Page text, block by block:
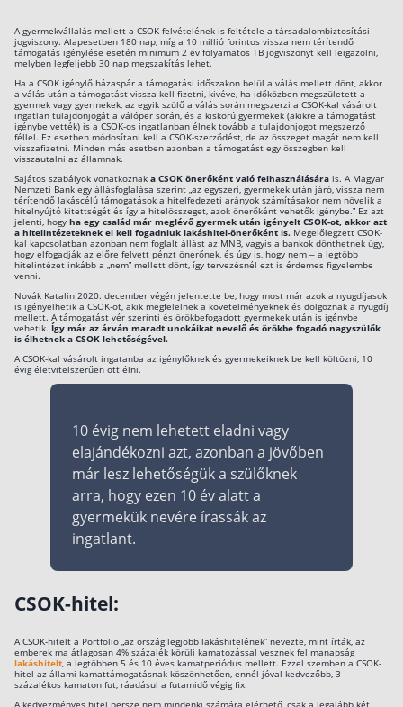
A gyermekvállalás mellett a CSOK felvételének is feltétele a társadalombiztosítási
jogviszony. Alapesetben 180 nap, míg a 10 millió forintos vissza nem térítendő
támogatás igénylése esetén minimum 2 év folyamatos TB jogviszonyt kell leigazolni,
melyben legfeljebb 30 nap megszakítás lehet.
Ha a CSOK igénylő házaspár a támogatási időszakon belül a válás mellett dönt, akkor
a válás után a támogatást vissza kell fizetni, kivéve, ha időközben megszületett a
gyermek vagy gyermekek, az egyik szülő a válás során megszerzi a CSOK-kal vásárolt
ingatlan tulajdonjogát a válóper során, és a kiskorú gyermekek (akikre a támogatást
igénybe vették) is a CSOK-os ingatlanban élnek tovább a tulajdonjogot megszerző
féllel. Ez esetben módosítani kell a CSOK-szerződést, de az összeget magát nem kell
visszafizetni. Minden más esetben azonban a támogatást egy összegben kell
visszautalni az államnak.
Sajátos szabályok vonatkoznak a CSOK önerőként való felhasználására is. A Magyar
Nemzeti Bank egy állásfoglalása szerint „az egyszeri, gyermekek után járó, vissza nem
térítendő lakáscélú támogatások a hitelfedezeti arányok számításakor nem növelik a
hitelnyújtó kitettségét és így a hitelösszeget, azok önerőként vehetők igénybe.” Ez azt
jelenti, hogy ha egy család már meglévő gyermek után igényelt CSOK-ot, akkor azt
a hitelintézeteknek el kell fogadniuk lakáshitel-önerőként is. Megelőlegzett CSOK-
kal kapcsolatban azonban nem foglalt állást az MNB, vagyis a bankok dönthetnek úgy,
hogy elfogadják az előre felvett pénzt önerőnek, és úgy is, hogy nem – a legtöbb
hitelintézet inkább a „nem” mellett dönt, így tervezésnél ezt is érdemes figyelembe
venni.
Novák Katalin 2020. december végén jelentette be, hogy most már azok a nyugdíjasok
is igényelhetik a CSOK-ot, akik megfelelnek a követelményeknek és dolgoznak a nyugdíj
mellett. A támogatást vér szerinti és örökbefogadott gyermekek után is igénybe
vehetik. Így már az árván maradt unokáikat nevelő és örökbe fogadó nagyszülők
is élhetnek a CSOK lehetőségével.
A CSOK-kal vásárolt ingatanba az igénylőknek és gyermekeiknek be kell költözni, 10
évig életvitelszerűen ott élni.
10 évig nem lehetett eladni vagy
elajándékozni azt, azonban a jövőben
már lesz lehetőségük a szülőknek
arra, hogy ezen 10 év alatt a
gyermekük nevére írassák az
ingatlant.
CSOK-hitel:
A CSOK-hitelt a Portfolio „az ország legjobb lakáshitelének” nevezte, mint írták, az
emberek ma átlagosan 4% százalék körüli kamatozással vesznek fel manapság
lakáshitelt, a legtöbben 5 és 10 éves kamatperiódus mellett. Ezzel szemben a CSOK-
hitel az állami kamattámogatásnak köszönhetően, ennél jóval kedvezőbb, 3
százalékos kamaton fut, ráadásul a futamidő végig fix.
A kedvezményes hitel persze nem mindenki számára elérhető, csak a legalább két